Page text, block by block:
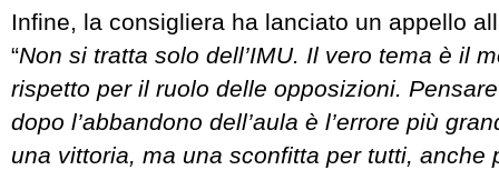
Infine, la consigliera ha lanciato un appello
“Non si tratta solo dell’IMU. Il vero tema è il
rispetto per il ruolo delle opposizioni.
dopo l’abbandono dell’aula è l’errore più
una vittoria, ma una sconfitta per tutti, anche